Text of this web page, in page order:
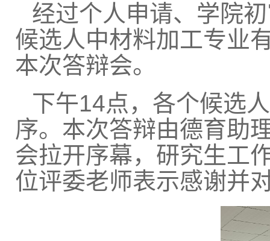
经过个人申请、学院
候选人中材料加工专业
本次答辩会。
下午14点，各个候选
序。本次答辩由德育助
会拉开序幕，研究生工
位评委老师表示感谢并